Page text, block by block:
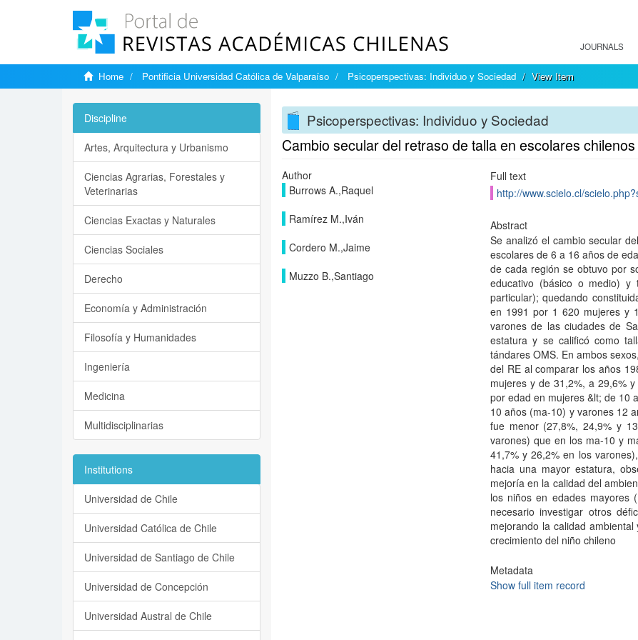
JOURNALS
Home Pontificia Universidad Católica de Valparaíso Psicoperspectivas: Individuo y Sociedad View Item
Psicoperspectivas: Individuo y Sociedad
Cambio secular del retraso de talla en escolares
Author
Burrows A.,Raquel
Ramírez M.,Iván
Cordero M.,Jaime
Muzzo B.,Santiago
Full text
http://www.scielo.cl/
Abstract
Se analizó el cambio secular
escolares de 6 a 16 años de
de cada región se obtuvo por
educativo (básico o medio) y
particular); quedando
en 1991 por 1 620 mujeres y
varones de las ciudades de
estatura y se calificó como
tándares OMS. En ambos
del RE al comparar los años
mujeres y de 31,2%, a 29,6%
por edad en mujeres &lt; de 10
10 años (ma-10) y varones 12
fue menor (27,8%, 24,9% y
varones) que en los ma-10 y
41,7% y 26,2% en los
hacia una mayor estatura,
mejoría en la calidad del
los niños en edades mayores
necesario investigar otros
mejorando la calidad
crecimiento del niño chileno
Metadata
Show full item record
Discipline
Artes, Arquitectura y Urbanismo
Ciencias Agrarias, Forestales y
Veterinarias
Ciencias Exactas y Naturales
Ciencias Sociales
Derecho
Economía y Administración
Filosofía y Humanidades
Ingeniería
Medicina
Multidisciplinarias
Institutions
Universidad de Chile
Universidad Católica de Chile
Universidad de Santiago de Chile
Universidad de Concepción
Universidad Austral de Chile